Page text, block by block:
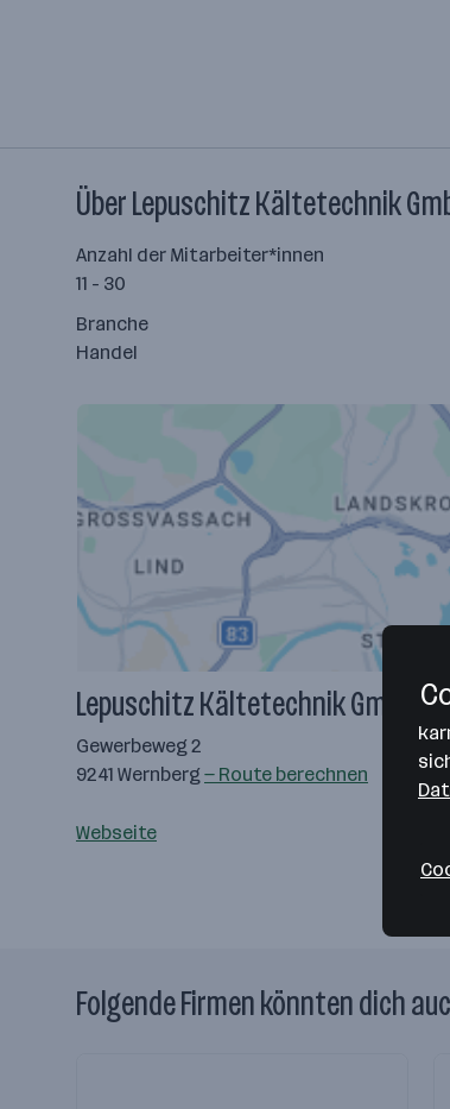
Über Lepuschitz Kältetechnik
Anzahl der Mitarbeiter*innen
11 - 30
Branche
Handel
Lepuschitz Kältetechnik GmbH
Gewerbeweg 2
9241 Wernberg — Route berechnen
Webseite
Folgende Firmen könnten dich